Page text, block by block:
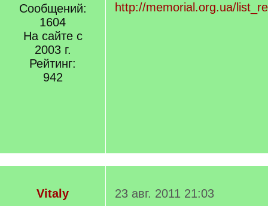
Сообщений:
1604
На сайте с
2003 г.
Рейтинг:
942
http://memorial.org.ua/
Vitaly 23 авг. 2011 21:03